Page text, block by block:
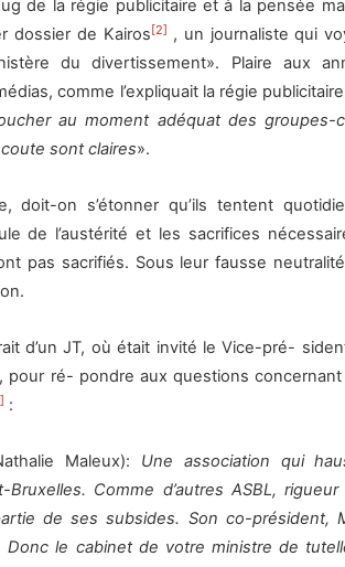
de la régie publicitaire et à la pensée
dossier de Kairos[2] , un journaliste qui
du divertissement». Plaire aux
comme l’expliquait la régie
au moment adéquat des groupes-
sont claires».
doit-on s’étonner qu’ils tentent
de l’austérité et les sacrifices
pas sacrifiés. Sous leur fausse
d’un JT, où était invité le Vice-pré-
pour ré- pondre aux questions
:
Maleux): Une association qui
Bruxelles. Comme d’autres ASBL,
de ses subsides. Son co-président,
Donc le cabinet de votre ministre de